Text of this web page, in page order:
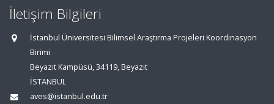
İletişim Bilgileri
İstanbul Üniversitesi Bilimsel Araştırma Projeleri Koordinasyon
Birimi
Beyazıt Kampüsü, 34119, Beyazıt
İSTANBUL
aves@istanbul.edu.tr